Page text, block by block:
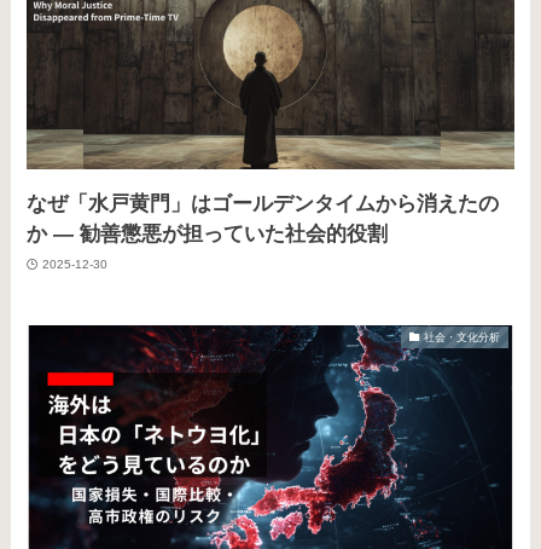
なぜ「水戸黄門」はゴールデンタイムから消えたの
か ― 勧善懲悪が担っていた社会的役割
2025-12-30
社会・文化分析